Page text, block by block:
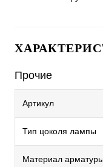
Прочие
Артикул
Тип цоколя лампы
Материал